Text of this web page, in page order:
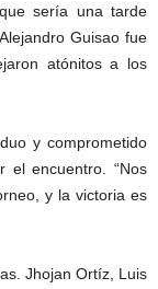
sería una tarde
Guisao fue
atónitos a los
y comprometido
el encuentro. “Nos
y la victoria es
Jhojan Ortíz, Luis